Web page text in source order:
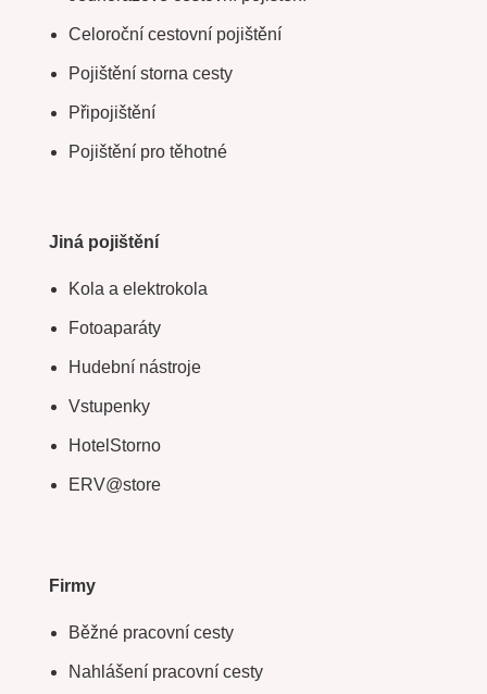
Celoroční cestovní pojištění
Pojištění storna cesty
Připojištění
Pojištění pro těhotné
Jiná pojištění
Kola a elektrokola
Fotoaparáty
Hudební nástroje
Vstupenky
HotelStorno
ERV@store
Firmy
Běžné pracovní cesty
Nahlášení pracovní cesty